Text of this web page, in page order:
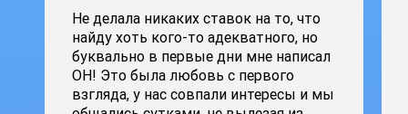
Не делала никаких ставок на то, что
найду хоть кого-то адекватного, но
буквально в первые дни мне написал
ОН! Это была любовь с первого
взгляда, у нас совпали интересы и мы